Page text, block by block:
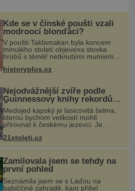
Kde se v čínské poušti vzali
modroocí blonďáci?
V poušti Taklamakan byla koncem
minulého století objevena stovka
hrobů s téměř netknutými mumiemi.
četnými milodary. Asi nejvíc přitom
historyplus.cz
Nejodvážnější zvíře podle
Guinnessovy knihy rekordů?
Šelmička s pruhem na
hřbetě!
Medojed kapský je lasicovitá šelma,
kterou bychom velikostí mohli
přirovnat k českému jezevci. Je
extrémně nebojácná, ostatně bývá
označována za nejodvážnější zvíře
vůbec. V této souvislosti je dokonc
21stoleti.cz
Zamilovala jsem se tehdy na
první pohled
Seznámila jsem se s Láďou na
babiččině zahradě, kam přišel